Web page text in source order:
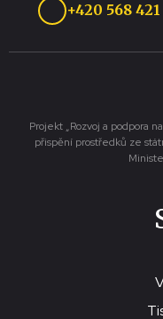
+420 568 421
Projekt „Rozvoj a podpora
přispění prostředků ze